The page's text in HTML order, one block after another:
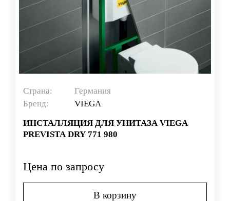
Страна:
Германия
Бренд:
VIEGA
ИНСТАЛЛЯЦИЯ ДЛЯ УНИТАЗА VIEGA
PREVISTA DRY 771 980
Цена по запросу
В корзину